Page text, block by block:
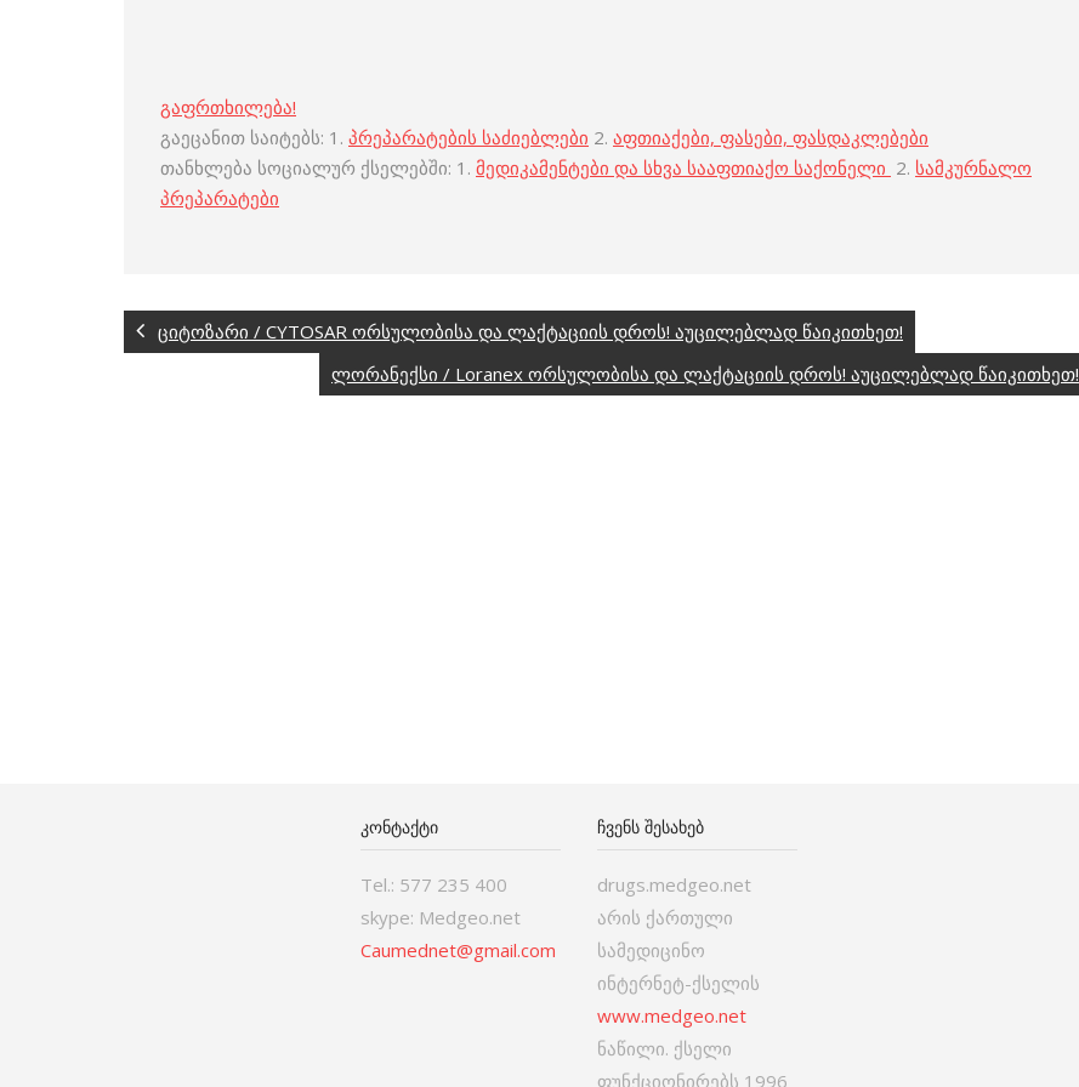
გაფრთხილება!
გაეცანით საიტებს: 1. პრეპარატების საძიებლები 2. აფთიაქები, ფასები, ფასდაკლებები
თანხლება სოციალურ ქსელებში: 1. მედიკამენტები და სხვა სააფთიაქო საქონელი 2. სამკურნალო
პრეპარატები
ციტოზარი / CYTOSAR ორსულობისა და ლაქტაციის დროს! აუცილებლად წაიკითხეთ!
ლორანექსი / Loranex ორსულობისა და ლაქტაციის დროს! აუცილებლად წაიკითხეთ!
ᲙᲝᲜᲢᲐᲥᲢᲘ
Tel.: 577 235 400
skype: Medgeo.net
Caumednet@gmail.com
ᲩᲕᲔᲜᲡ ᲨᲔᲡᲐᲮᲔᲑ
drugs.medgeo.net
არის ქართული
სამედიცინო
ინტერნეტ-ქსელის
www.medgeo.net
ნაწილი. ქსელი
ფუნქციონირებს 1996